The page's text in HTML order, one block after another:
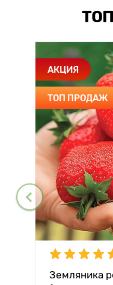
АКЦИЯ
ТОП ПРОДАЖ
Земляника